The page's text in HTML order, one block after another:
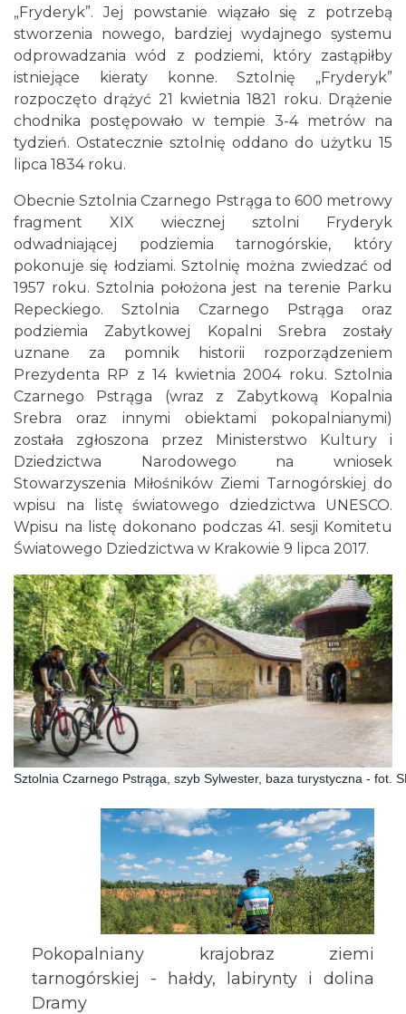
„Fryderyk”. Jej powstanie wiązało się z potrzebą
stworzenia nowego, bardziej wydajnego systemu
odprowadzania wód z podziemi, który zastąpiłby
istniejące kieraty konne. Sztolnię „Fryderyk”
rozpoczęto drążyć 21 kwietnia 1821 roku. Drążenie
chodnika postępowało w tempie 3-4 metrów na
tydzień. Ostatecznie sztolnię oddano do użytku 15
lipca 1834 roku.
Obecnie Sztolnia Czarnego Pstrąga to 600 metrowy
fragment XIX wiecznej sztolni Fryderyk
odwadniającej podziemia tarnogórskie, który
pokonuje się łodziami. Sztolnię można zwiedzać od
1957 roku. Sztolnia położona jest na terenie Parku
Repeckiego. Sztolnia Czarnego Pstrąga oraz
podziemia Zabytkowej Kopalni Srebra zostały
uznane za pomnik historii rozporządzeniem
Prezydenta RP z 14 kwietnia 2004 roku. Sztolnia
Czarnego Pstrąga (wraz z Zabytkową Kopalnia
Srebra oraz innymi obiektami pokopalnianymi)
została zgłoszona przez Ministerstwo Kultury i
Dziedzictwa Narodowego na wniosek
Stowarzyszenia Miłośników Ziemi Tarnogórskiej do
wpisu na listę światowego dziedzictwa UNESCO.
Wpisu na listę dokonano podczas 41. sesji Komitetu
Światowego Dziedzictwa w Krakowie 9 lipca 2017.
Sztolnia Czarnego Pstrąga, szyb Sylwester, baza turystyczna - fot.
Pokopalniany krajobraz ziemi
tarnogórskiej - hałdy, labirynty i dolina
Dramy